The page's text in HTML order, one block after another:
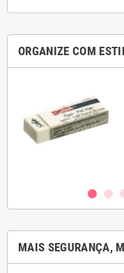
ORGANIZE COM
MAIS SEGURANÇA,